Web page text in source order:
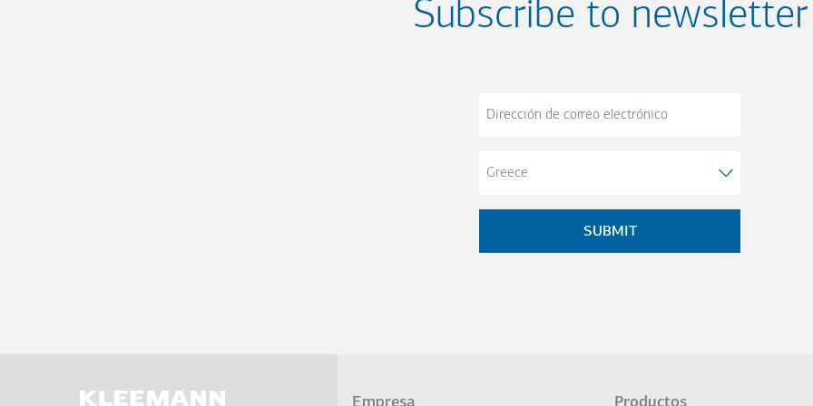
Subscribe to newsletter
Dirección
electrónico